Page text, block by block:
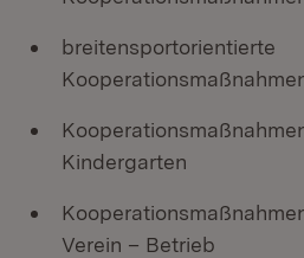
breitensportorientierte
Kindergarten
Verein – Betrieb